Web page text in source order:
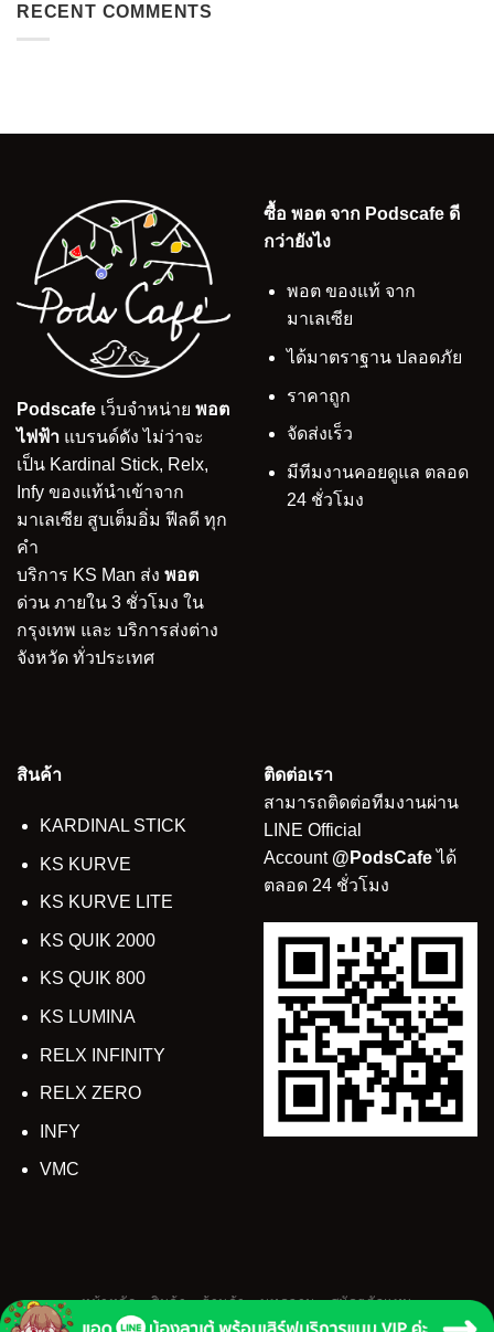
RECENT COMMENTS
Podscafe เว็บจำหน่าย พอต
ไฟฟ้า แบรนด์ดัง ไม่ว่าจะ
เป็น Kardinal Stick, Relx,
Infy ของแท้นำเข้าจาก
มาเลเซีย สูบเต็มอิ่ม ฟีลดี ทุก
คำ
บริการ KS Man ส่ง พอต
ด่วน ภายใน 3 ชั่วโมง ใน
กรุงเทพ และ บริการส่งต่าง
จังหวัด ทั่วประเทศ
ซื้อ พอต จาก Podscafe ดี
กว่ายังไง
พอต ของแท้ จาก
มาเลเซีย
ได้มาตราฐาน ปลอดภัย
ราคาถูก
จัดส่งเร็ว
มีทีมงานคอยดูแล ตลอด
24 ชั่วโมง
สินค้า
KARDINAL STICK
KS KURVE
KS KURVE LITE
KS QUIK 2000
KS QUIK 800
KS LUMINA
RELX INFINITY
RELX ZERO
INFY
VMC
ติดต่อเรา
สามารถติดต่อทีมงานผ่าน
LINE Official
Account @PodsCafeได้
ตลอด 24 ชั่วโมง
หน้าหลัก สินค้า ร้านค้า บทความ สมัครตัวแทน